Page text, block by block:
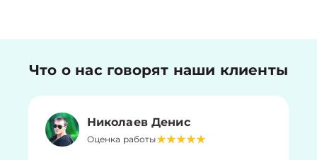
Что о нас говорят наши клиенты
Николаев Денис
Оценка работы